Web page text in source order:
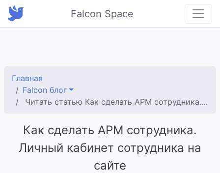
Falcon Space
Главная
Falcon блог
Читать статью Как сделать АРМ сотрудника. Личный кабинет сотрудника на сайте
Как сделать АРМ сотрудника.
Личный кабинет сотрудника на
сайте